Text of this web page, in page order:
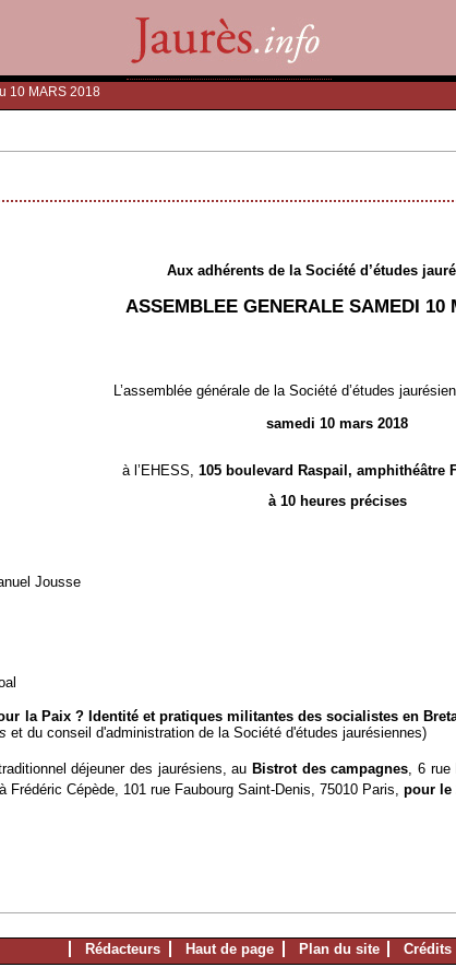
10 MARS 2018
Aux adhérents de la Société d’études
ASSEMBLEE GENERALE SAMEDI 10
L’assemblée générale de la Société d’études
samedi 10 mars 2018
à l’EHESS,105 boulevard Raspail, amphithéâtre
à 10 heures précises
Jousse
la Paix ? Identité et pratiques militantes des socialistes en
et du conseil d'administration de la Société d'études jaurésiennes)
déjeuner des jaurésiens, au Bistrot des campagnes , 6
Cépède, 101 rue Faubourg Saint-Denis, 75010 Paris, pour le
Rédacteurs Haut de page Plan du site Crédits